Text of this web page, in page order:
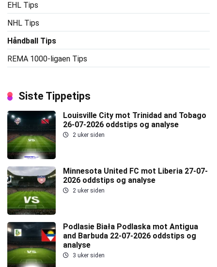
EHL Tips
NHL Tips
Håndball Tips
REMA 1000-ligaen Tips
Siste Tippetips
Louisville City mot Trinidad and Tobago
26-07-2026 oddstips og analyse
2 uker siden
Minnesota United FC mot Liberia 27-07-
2026 oddstips og analyse
2 uker siden
Podlasie Biała Podlaska mot Antigua
and Barbuda 22-07-2026 oddstips og
analyse
3 uker siden